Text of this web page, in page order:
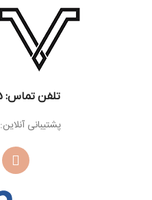
برزیلی ، وانیل ، خزه
درخت بلوط
تلفن تماس: 22663665-021​
پشتیبانی آنلاین: 09129303171